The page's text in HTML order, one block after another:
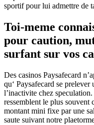
sportif pour lui admettre de
Toi-meme
pour caution,
surfant sur vos
Des casinos Paysafecard
qu‘ Paysafecard se
l’inactivite chez
ressemblent le plus souvent
montant mini fixe par une
saute suivant notre